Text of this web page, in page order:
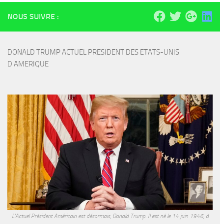
NOUS SUIVRE :
DONALD TRUMP ACTUEL PRESIDENT DES ETATS-UNIS
D'AMERIQUE
L'Actuel Président Américain est désormais, Donald Trump. Il est né le 14 juin 1946, à